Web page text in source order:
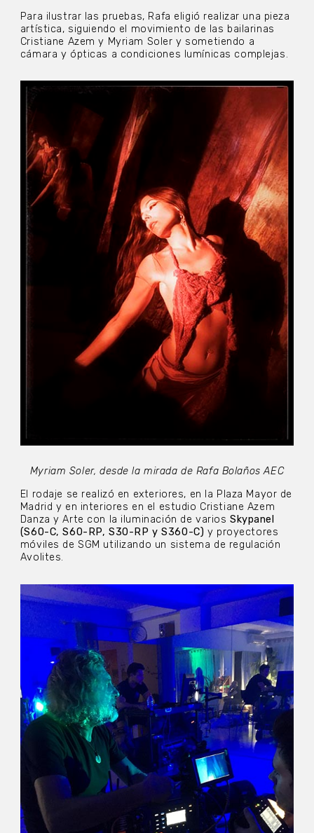
Para ilustrar las pruebas, Rafa eligió realizar una pieza
artística, siguiendo el movimiento de las bailarinas
Cristiane Azem y Myriam Soler y sometiendo a
cámara y ópticas a condiciones lumínicas complejas.
Myriam Soler, desde la mirada de Rafa Bolaños AEC
El rodaje se realizó en exteriores, en la Plaza Mayor de
Madrid y en interiores en el estudio Cristiane Azem
Danza y Arte con la iluminación de varios Skypanel
(S60-C, S60-RP, S30-RP y S360-C) y proyectores
móviles de SGM utilizando un sistema de regulación
Avolites.